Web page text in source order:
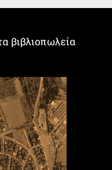
βιβλιοπωλεία